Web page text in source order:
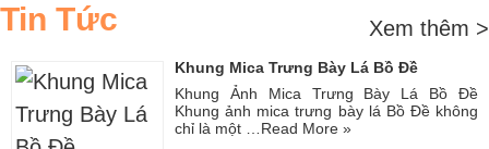
Tin Tức Xem thêm >
Khung Mica Trưng Bày Lá Bồ Đề
Khung Ảnh Mica Trưng Bày Lá Bồ Đề
Khung ảnh mica trưng bày lá Bồ Đề không
chỉ là một … Read More »